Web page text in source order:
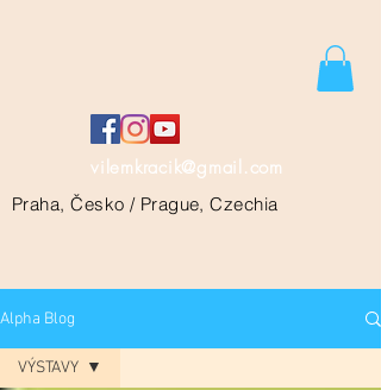
vilemkracik@gmail.com
Praha, Česko / Prague, Czechia
Alpha Blog
VÝSTAVY